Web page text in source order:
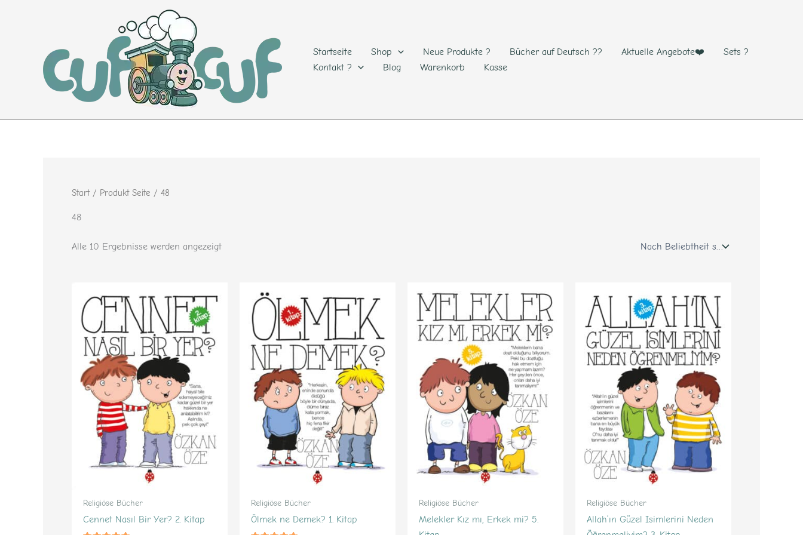
Startseite
Shop Neue Produkte ? Bücher auf Deutsch ?? Aktuelle Angebote❤️
Sets ?
Kontakt ?
Blog Warenkorb Kasse
Start/ Produkt Seite / 48
48
Alle 10 Ergebnisse werden angezeigt
Religiöse Bücher
Cennet Nasıl Bir Yer? 2. Kitap
Religiöse Bücher
Ölmek ne Demek? 1. Kitap
Religiöse Bücher
Melekler Kız mı, Erkek mi? 5.
Religiöse Bücher
Allah’ın Güzel Isimlerini Neden